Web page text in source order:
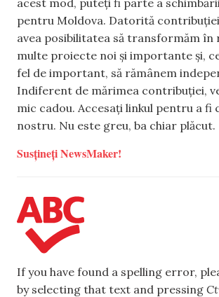
pentru Moldova. Datorită
avea posibilitatea să transformăm în
multe proiecte noi și importante și,
fel de important, să rămânem
Indiferent de mărimea contribuției,
mic cadou. Accesați linkul pentru a fi
nostru. Nu este greu, ba chiar plăcut.
Susțineți NewsMaker!
If you have found a spelling error,
by selecting that text and pressing